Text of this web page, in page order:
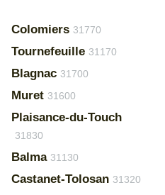
Colomiers 31770
Tournefeuille 31170
Blagnac 31700
Muret 31600
Plaisance-du-Touch
31830
Balma 31130
Castanet-Tolosan 31320